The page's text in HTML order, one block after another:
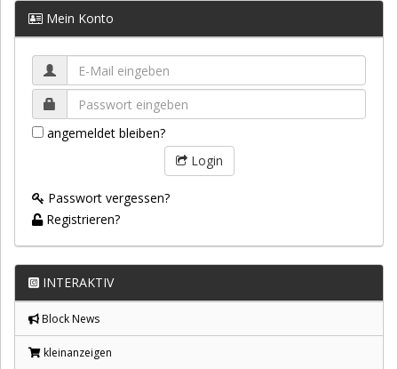
Mein Konto
angemeldet bleiben?
Login
Passwort vergessen?
Registrieren?
INTERAKTIV
Block News
kleinanzeigen